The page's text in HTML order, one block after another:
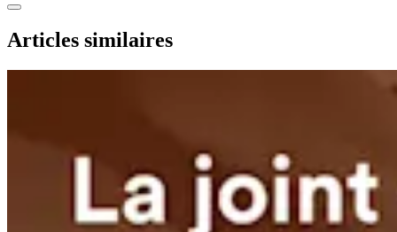
Articles similaires